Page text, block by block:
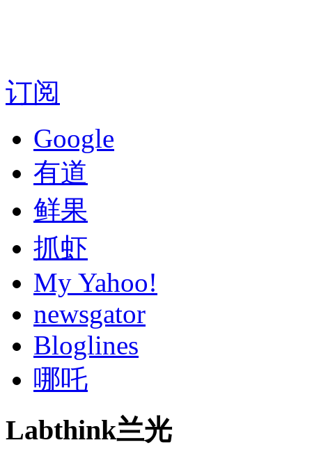
订阅
Google
有道
鲜果
抓虾
My Yahoo!
newsgator
Bloglines
哪吒
Labthink兰光